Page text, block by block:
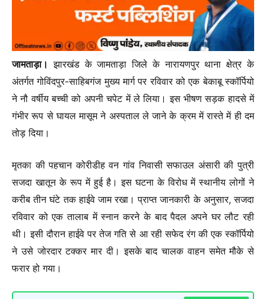
जामताड़ा। झारखंड के जामताड़ा जिले के नारायणपुर थाना क्षेत्र के
अंतर्गत गोविंदपुर-साहिबगंज मुख्य मार्ग पर रविवार को एक बेकाबू स्कॉर्पियो
ने नौ वर्षीय बच्ची को अपनी चपेट में ले लिया। इस भीषण सड़क हादसे में
गंभीर रूप से घायल मासूम ने अस्पताल ले जाने के क्रम में रास्ते में ही दम
तोड़ दिया।
मृतका की पहचान कोरीडीह वन गांव निवासी सफाउल अंसारी की पुत्री
सजदा खातून के रूप में हुई है। इस घटना के विरोध में स्थानीय लोगों ने
करीब तीन घंटे तक हाईवे जाम रखा। प्राप्त जानकारी के अनुसार, सजदा
रविवार को एक तालाब में स्नान करने के बाद पैदल अपने घर लौट रही
थी। इसी दौरान हाईवे पर तेज गति से आ रही सफेद रंग की एक स्कॉर्पियो
ने उसे जोरदार टक्कर मार दी। इसके बाद चालक वाहन समेत मौके से
फरार हो गया।